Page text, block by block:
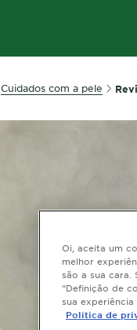
Cuidados com a pele
Oi, aceita um
melhor
são a sua
“Definição de
sua
Politica de